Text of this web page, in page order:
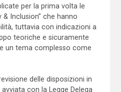
per la prima volta le
& Inclusion” che hanno
tuttavia con indicazioni a
teoriche e sicuramente
un tema complesso come
delle disposizioni in
con la Legge Delega